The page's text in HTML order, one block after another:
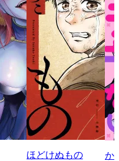
ほどけぬもの
か